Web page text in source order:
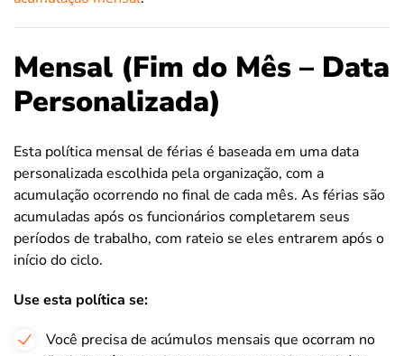
Mensal (Fim do Mês – Data
Personalizada)
Esta política mensal de férias é baseada em uma data
personalizada escolhida pela organização, com a
acumulação ocorrendo no final de cada mês. As férias são
acumuladas após os funcionários completarem seus
períodos de trabalho, com rateio se eles entrarem após o
início do ciclo.
Use esta política se:
Você precisa de acúmulos mensais que ocorram no